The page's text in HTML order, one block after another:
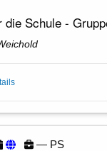
Schule -
— PS